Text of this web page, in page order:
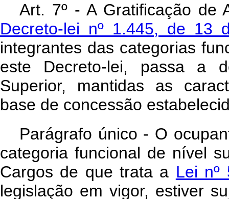
Art. 7º - A Gratificação de
Decreto-lei nº 1.445, de 13
integrantes das categorias
este Decreto-lei, passa a
Superior, mantidas as
base de concessão
Parágrafo único - O
categoria funcional de nível
Cargos de que trata a Lei nº
legislação em vigor, estiver